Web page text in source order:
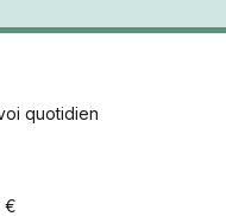
quotidien
€